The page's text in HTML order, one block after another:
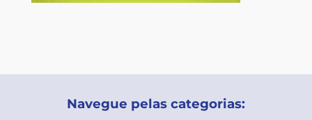
Navegue pelas categorias: